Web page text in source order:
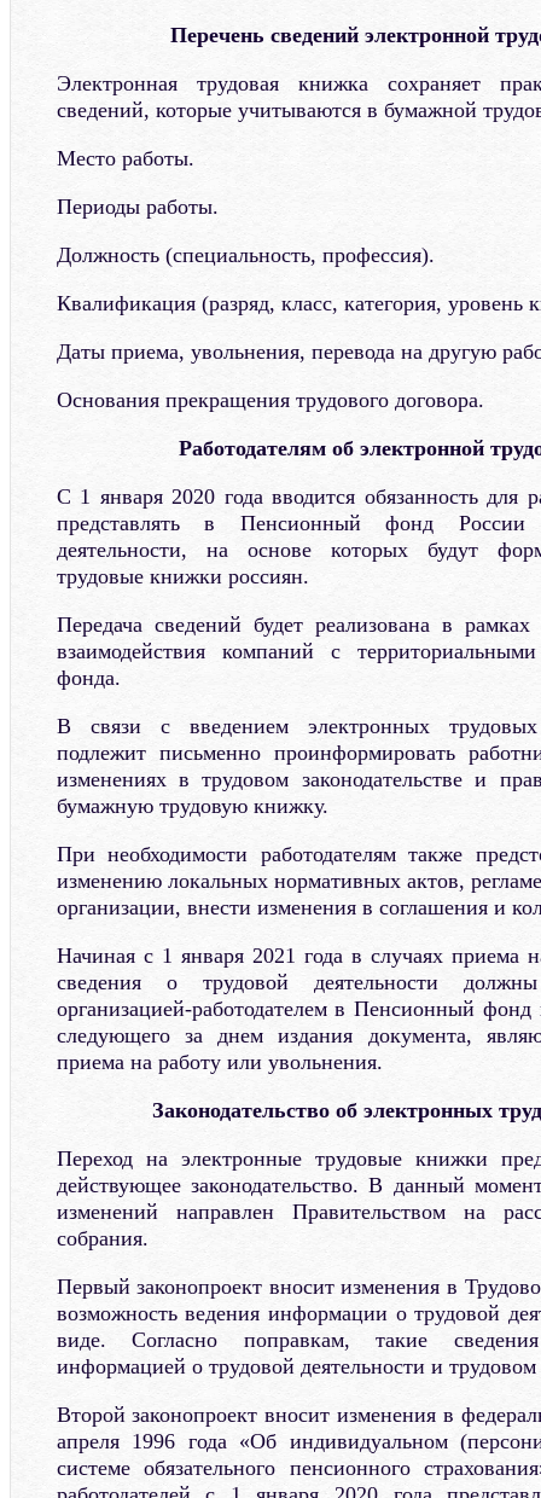
Перечень сведений электронной
Электронная трудовая книжка сохраняет
сведений, которые учитываются в бумажной
Место работы.
Периоды работы.
Должность (специальность, профессия).
Квалификация (разряд, класс, категория, уровень
Даты приема, увольнения, перевода на другую
Основания прекращения трудового договора.
Работодателям об электронной
С 1 января 2020 года вводится обязанность для
представлять в Пенсионный фонд России
деятельности, на основе которых будут
трудовые книжки россиян.
Передача сведений будет реализована в
взаимодействия компаний с
фонда.
В связи с введением электронных трудовых
подлежит письменно проинформировать
изменениях в трудовом законодательстве и
бумажную трудовую книжку.
При необходимости работодателям также
изменению локальных нормативных актов,
организации, внести изменения в соглашения и
Начиная с 1 января 2021 года в случаях приема
сведения о трудовой деятельности должны
организацией-работодателем в Пенсионный фонд
следующего за днем издания документа,
приема на работу или увольнения.
Законодательство об электронных
Переход на электронные трудовые книжки
действующее законодательство. В данный
изменений направлен Правительством на
собрания.
Первый законопроект вносит изменения в
возможность ведения информации о трудовой
виде. Согласно поправкам, такие
информацией о трудовой деятельности и
Второй законопроект вносит изменения в
апреля 1996 года «Об индивидуальном
системе обязательного пенсионного